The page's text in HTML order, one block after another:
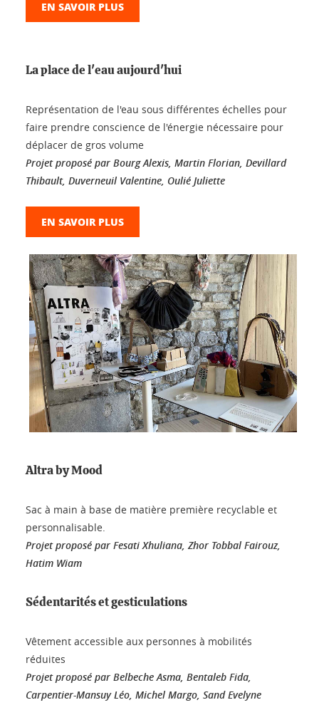
EN SAVOIR PLUS
La place de l'eau aujourd'hui
Représentation de l'eau sous différentes échelles pour
faire prendre conscience de l'énergie nécessaire pour
déplacer de gros volume
Projet proposé par Bourg Alexis, Martin Florian, Devillard
Thibault, Duverneuil Valentine, Oulié Juliette
EN SAVOIR PLUS
Altra by Mood
Sac à main à base de matière première recyclable et
personnalisable.
Projet proposé par Fesati Xhuliana, Zhor Tobbal Fairouz,
Hatim Wiam
Sédentarités et gesticulations
Vêtement accessible aux personnes à mobilités
réduites
Projet proposé par Belbeche Asma, Bentaleb Fida,
Carpentier-Mansuy Léo, Michel Margo, Sand Evelyne